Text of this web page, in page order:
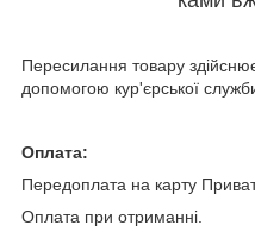
Пересилання товару
допомогою кур'єрської
Оплата:
Передоплата на карту
Оплата при отриманні.